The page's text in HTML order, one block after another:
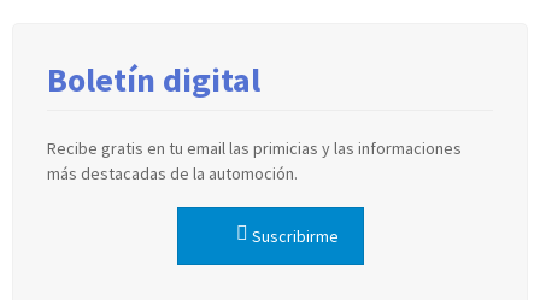
Boletín digital
Recibe gratis en tu email las primicias y las informaciones
más destacadas de la automoción.
Suscribirme